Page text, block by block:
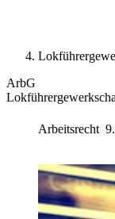
ArbG
Arbeitsrecht